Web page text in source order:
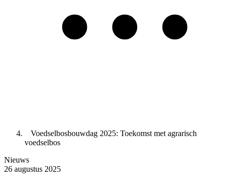
Voedselbosbouwdag 2025: Toekomst met agrarisch
voedselbos
Nieuws
26 augustus 2025